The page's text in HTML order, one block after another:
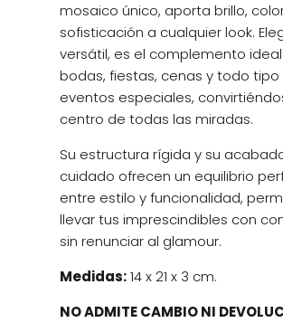
mosaico único, aporta brillo,
sofisticación a cualquier look.
versátil, es el complemento
bodas, fiestas, cenas y todo tipo
eventos especiales,
centro de todas las miradas.
Su estructura rígida y su
cuidado ofrecen un equilibrio
entre estilo y funcionalidad,
llevar tus imprescindibles con
sin renunciar al glamour.
Medidas:14 x 21 x 3 cm.
NO ADMITE CAMBIO NI